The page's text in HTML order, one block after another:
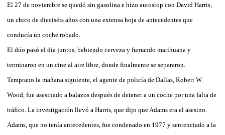
El 27 de noviembre se quedó sin gasolina e hizo autostop con David Harris,
un chico de dieciséis años con una extensa hoja de antecedentes que
conducía un coche robado.
El dúo pasó el día juntos, bebiendo cerveza y fumando marihuana y
terminaron en un cine al aire libre, donde finalmente se separaron.
Temprano la mañana siguiente, el agente de policía de Dallas, Robert W.
Wood, fue asesinado a balazos después de detener a un coche por una falta de
tráfico. La investigación llevó a Harris, que dijo que Adams era el asesino.
Adams, que no tenía antecedentes, fue condenado en 1977 y sentenciado a la